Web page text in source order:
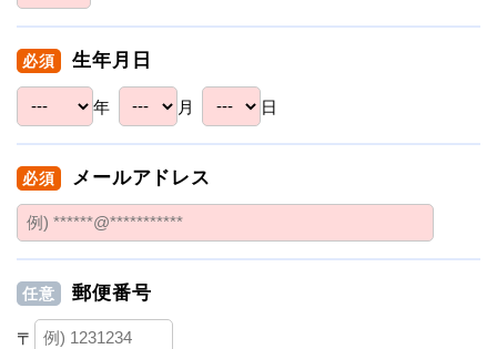
必須 生年月日
年 月 日
必須 メールアドレス
任意 郵便番号
〒